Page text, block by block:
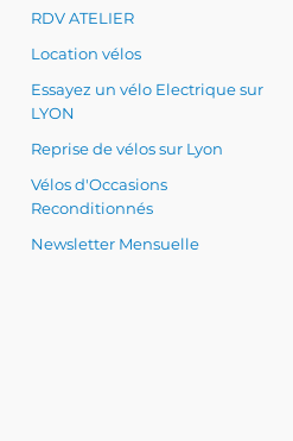
RDV ATELIER
Location vélos
Essayez un vélo Electrique sur
LYON
Reprise de vélos sur Lyon
Vélos d'Occasions
Reconditionnés
Newsletter Mensuelle